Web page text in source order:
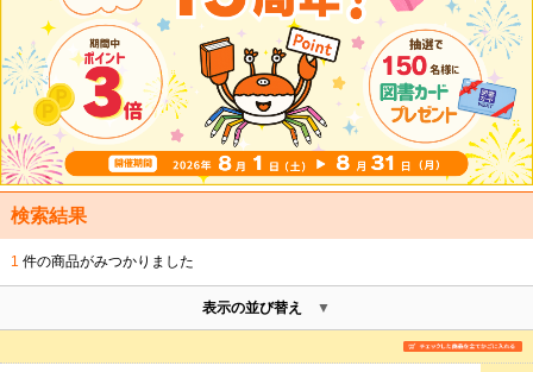
検索結果
1 件の商品がみつかりました
表示の並び替え